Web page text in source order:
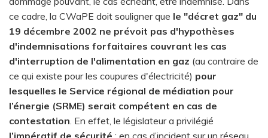
ce cadre, la CWaPE doit souligner que le "décret gaz" du
19 décembre 2002 ne prévoit pas d'hypothèses
d'indemnisations forfaitaires couvrant les cas
d'interruption de l'alimentation en gaz (au contraire de
ce qui existe pour les coupures d'électricité) pour
lesquelles le Service régional de médiation pour
l’énergie (SRME) serait compétent en cas de
contestation. En effet, le législateur a privilégié
l’impératif de sécurité : en cas d’incident sur un réseau